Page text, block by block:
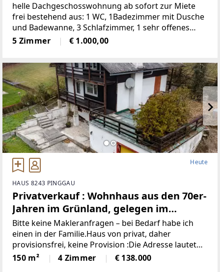
helle Dachgeschosswohnung ab sofort zur Miete
frei bestehend aus: 1 WC, 1Badezimmer mit Dusche
und Badewanne, 3 Schlafzimmer, 1 sehr offenes
Wohnzimmermit Balkon und Kachelofen, 1 voll
möbelierte Küche, 1 Abstellraum,
5 Zimmer € 1.000,00
Heute
HAUS 8243 PINGGAU
Privatverkauf : Wohnhaus aus den 70er-
Jahren im Grünland, gelegen im
idyllischen Wechselgebiet
(Provisionsfrei)
Bitte keine Makleranfragen – bei Bedarf habe ich
einen in der Familie.Haus von privat, daher
provisionsfrei, keine Provision :Die Adresse lautet
“8243 Pinggau, Wiesenhöf 43“. Achtung : in
manchen Navis(auch
150 m² 4 Zimmer € 138.000